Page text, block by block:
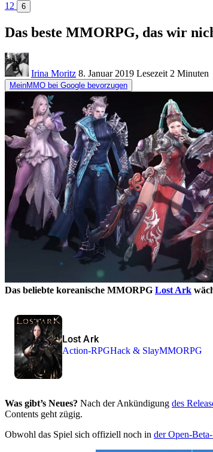
12
6
Das beste MMORPG, das wir
Irina Moritz 8. Januar 2019 Lesezeit 2 Minuten
MeinMMO bei Google bevorzugen
Das beliebte koreanische MMORPG Lost Ark
Lost Ark
Action-RPGHack & SlayMMORPG
Was gibt’s Neues? Nach der Ankündigung des
Contents geht zügig.
Obwohl das Spiel sich offiziell noch in der Open-